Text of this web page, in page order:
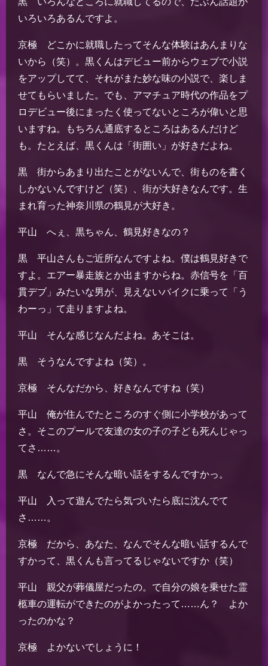
いろいろあるんですよ。
京極 どこかに就職したってそんな体験はあんまりな
いから（笑）。黒くんはデビュー前からウェブで小説
をアップしてて、それがまた妙な味の小説で、楽しま
せてもらいました。でも、アマチュア時代の作品をプ
ロデビュー後にまったく使ってないところが偉いと思
いますね。もちろん通底するところはあるんだけど
も。たとえば、黒くんは「街囲い」が好きだよね。
黒 街からあまり出たことがないんで、街ものを書く
しかないんですけど（笑）、街が大好きなんです。生
まれ育った神奈川県の鶴見が大好き。
平山 へぇ、黒ちゃん、鶴見好きなの？
黒 平山さんもご近所なんですよね。僕は鶴見好きで
すよ。エアー暴走族とか出ますからね。赤信号を「百
貫デブ」みたいな男が、見えないバイクに乗って「う
わーっ」て走りますよね。
平山 そんな感じなんだよね。あそこは。
黒 そうなんですよね（笑）。
京極 そんなだから、好きなんですね（笑）
平山 俺が住んでたところのすぐ側に小学校があって
さ。そこのプールで友達の女の子の子ども死んじゃっ
てさ……。
黒 なんで急にそんな暗い話をするんですかっ。
平山 入って遊んでたら気づいたら底に沈んでて
さ……。
京極 だから、あなた、なんでそんな暗い話するんで
すかって、黒くんも言ってるじゃないですか（笑）
平山 親父が葬儀屋だったの。で自分の娘を乗せた霊
柩車の運転ができたのがよかったって……ん？ よか
ったのかな？
京極 よかないでしょうに！